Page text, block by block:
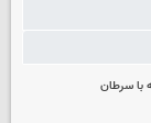
با سرطان